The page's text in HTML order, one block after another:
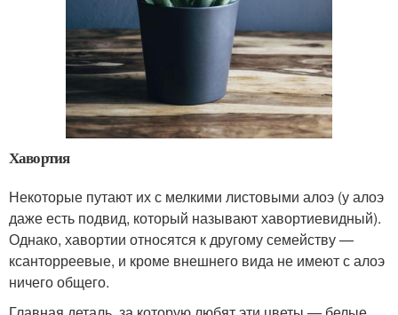
Хавортия
Некоторые путают их с мелкими листовыми алоэ (у алоэ
даже есть подвид, который называют хавортиевидный).
Однако, хавортии относятся к другому семейству —
ксанторреевые, и кроме внешнего вида не имеют с алоэ
ничего общего.